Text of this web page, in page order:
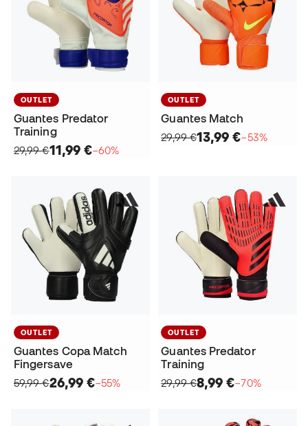
OUTLET
Guantes Predator
Training
29,99 €11,99 €−60%
OUTLET
Guantes Match
29,99 €13,99 €−53%
OUTLET
Guantes Copa Match
Fingersave
59,99 €26,99 €−55%
OUTLET
Guantes Predator
Training
29,99 €8,99 €−70%